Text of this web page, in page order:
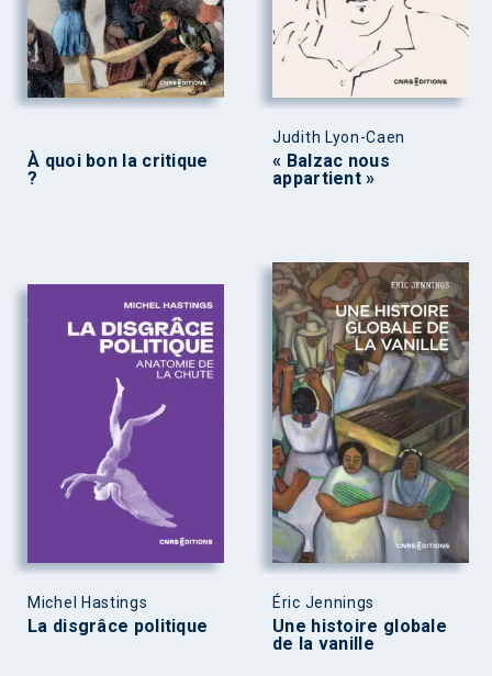
À quoi bon la critique
?
Judith Lyon-Caen
« Balzac nous
appartient »
Michel Hastings
La disgrâce politique
Éric Jennings
Une histoire globale
de la vanille